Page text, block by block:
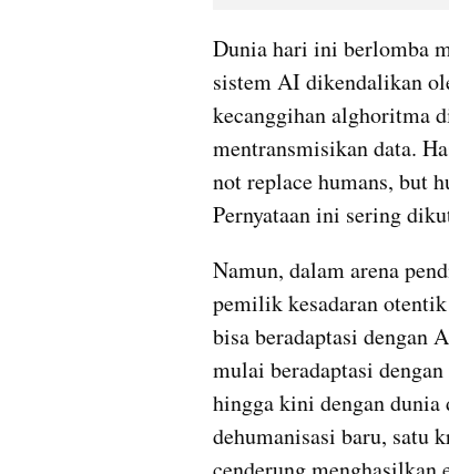
Dunia hari ini berlomba
sistem AI dikendalikan
kecanggihan alghoritma
mentransmisikan data.
not replace humans, but
Namun, dalam arena
pemilik kesadaran
bisa beradaptasi dengan
mulai beradaptasi
hingga kini dengan
dehumanisasi baru, satu